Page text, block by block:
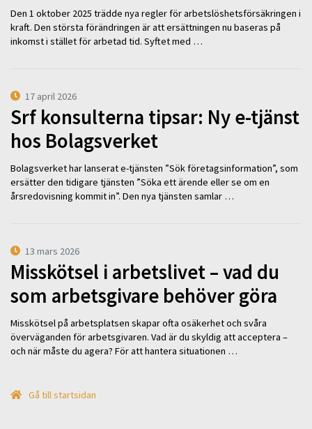
Den 1 oktober 2025 trädde nya regler för arbetslöshetsförsäkringen i
kraft. Den största förändringen är att ersättningen nu baseras på
inkomst i stället för arbetad tid. Syftet med …
17 april 2026
Srf konsulterna tipsar: Ny e-tjänst
hos Bolagsverket
Bolagsverket har lanserat e-tjänsten ”Sök företagsinformation”, som
ersätter den tidigare tjänsten ”Söka ett ärende eller se om en
årsredovisning kommit in”. Den nya tjänsten samlar …
13 mars 2026
Misskötsel i arbetslivet – vad du
som arbetsgivare behöver göra
Misskötsel på arbetsplatsen skapar ofta osäkerhet och svåra
överväganden för arbetsgivaren. Vad är du skyldig att acceptera –
och när måste du agera? För att hantera situationen …
Gå till startsidan